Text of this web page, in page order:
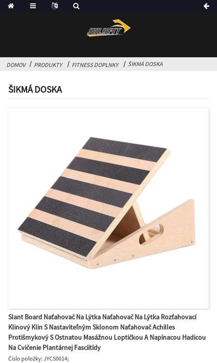
DOMOV PRODUKTY FITNESS DOPLNKY ŠIKMÁ DOSKA
ŠIKMÁ DOSKA
Slant Board Naťahovač Na Lýtka Naťahovač Na Lýtka Rozťahovací
Klinový Klin S Nastaviteľným Sklonom Naťahovač Achilles
Protišmykový S Ostnatou Masážnou Loptičkou A Napínacou Hadicou
Na Cvičenie Plantárnej Fasciitídy
Číslo položky: JYCS0014;